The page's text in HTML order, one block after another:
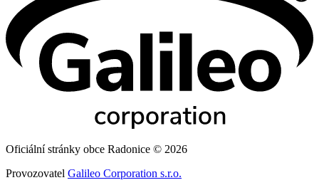
Oficiální stránky obce Radonice © 2026
Provozovatel Galileo Corporation s.r.o.